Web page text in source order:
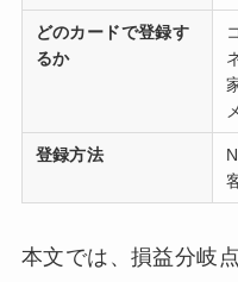
どのカードで登録す
るか
登録方法
本文では、損益分岐